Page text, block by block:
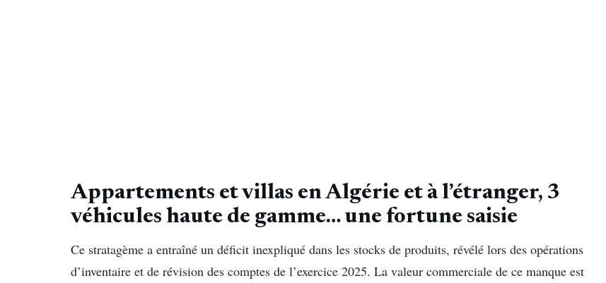
Appartements et villas en Algérie et à l’étranger, 3
véhicules haute de gamme… une fortune saisie
Ce stratagème a entraîné un déficit inexpliqué dans les stocks de produits, révélé lors des opérations
d’inventaire et de révision des comptes de l’exercice 2025. La valeur commerciale de ce manque est